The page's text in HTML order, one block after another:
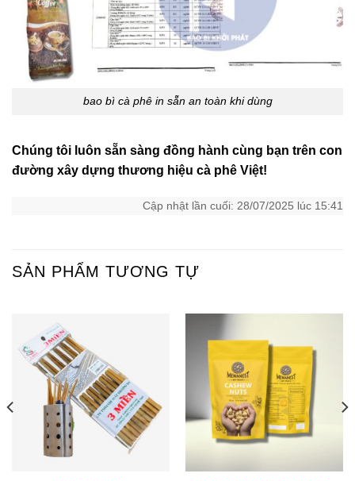
bao bì cà phê in sẵn an toàn khi dùng
Chúng tôi luôn sẵn sàng đồng hành cùng bạn trên con
đường xây dựng thương hiệu cà phê Việt!
Cập nhật lần cuối: 28/07/2025 lúc 15:41
SẢN PHẨM TƯƠNG TỰ